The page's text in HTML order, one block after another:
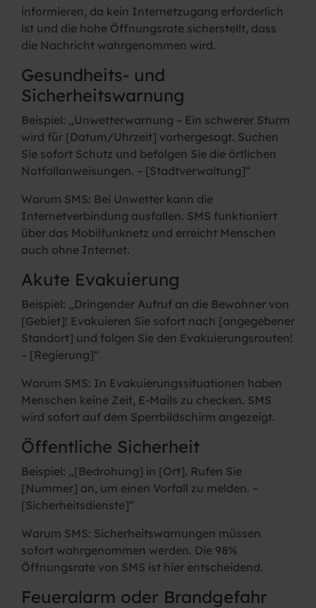
informieren, da kein Internetzugang erforderlich
ist und die hohe Öffnungsrate sicherstellt, dass
die Nachricht wahrgenommen wird.
Gesundheits- und
Sicherheitswarnung
Beispiel: „Unwetterwarnung – Ein schwerer Sturm
wird für [Datum/Uhrzeit] vorhergesagt. Suchen
Sie sofort Schutz und befolgen Sie die örtlichen
Notfallanweisungen. – [Stadtverwaltung]“
Warum SMS: Bei Unwetter kann die
Internetverbindung ausfallen. SMS funktioniert
über das Mobilfunknetz und erreicht Menschen
auch ohne Internet.
Akute Evakuierung
Beispiel: „Dringender Aufruf an die Bewohner von
[Gebiet]! Evakuieren Sie sofort nach [angegebener
Standort] und folgen Sie den Evakuierungsrouten!
– [Regierung]“
Warum SMS: In Evakuierungssituationen haben
Menschen keine Zeit, E-Mails zu checken. SMS
wird sofort auf dem Sperrbildschirm angezeigt.
Öffentliche Sicherheit
Beispiel: „[Bedrohung] in [Ort]. Rufen Sie
[Nummer] an, um einen Vorfall zu melden. –
[Sicherheitsdienste]“
Warum SMS: Sicherheitswarnungen müssen
sofort wahrgenommen werden. Die 98%
Öffnungsrate von SMS ist hier entscheidend.
Feueralarm oder Brandgefahr